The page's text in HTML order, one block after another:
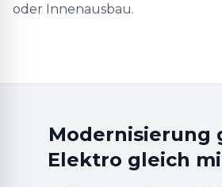
oder Innenausbau.
Modernisierung
Elektro gleich